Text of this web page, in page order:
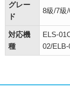
グレー
ド
8級/7級
対応機
種
ELS-
02/